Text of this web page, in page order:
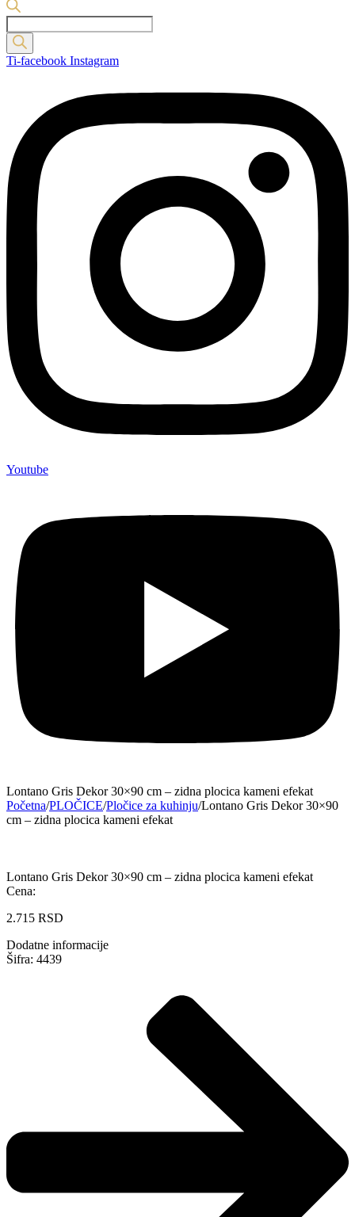
Products
search
Ti-facebook Instagram
Youtube
Lontano Gris Dekor 30×90 cm – zidna plocica kameni efekat
Početna/PLOČICE/Pločice za kuhinju/Lontano Gris Dekor 30×90
cm – zidna plocica kameni efekat
Lontano Gris Dekor 30×90 cm – zidna plocica kameni efekat
Cena:
2.715 RSD
Dodatne informacije
Šifra: 4439